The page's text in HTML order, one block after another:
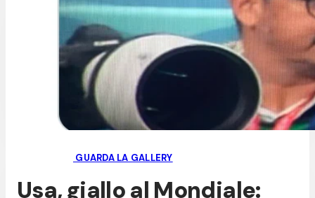
GUARDA LA GALLERY
Usa, giallo al Mondiale: